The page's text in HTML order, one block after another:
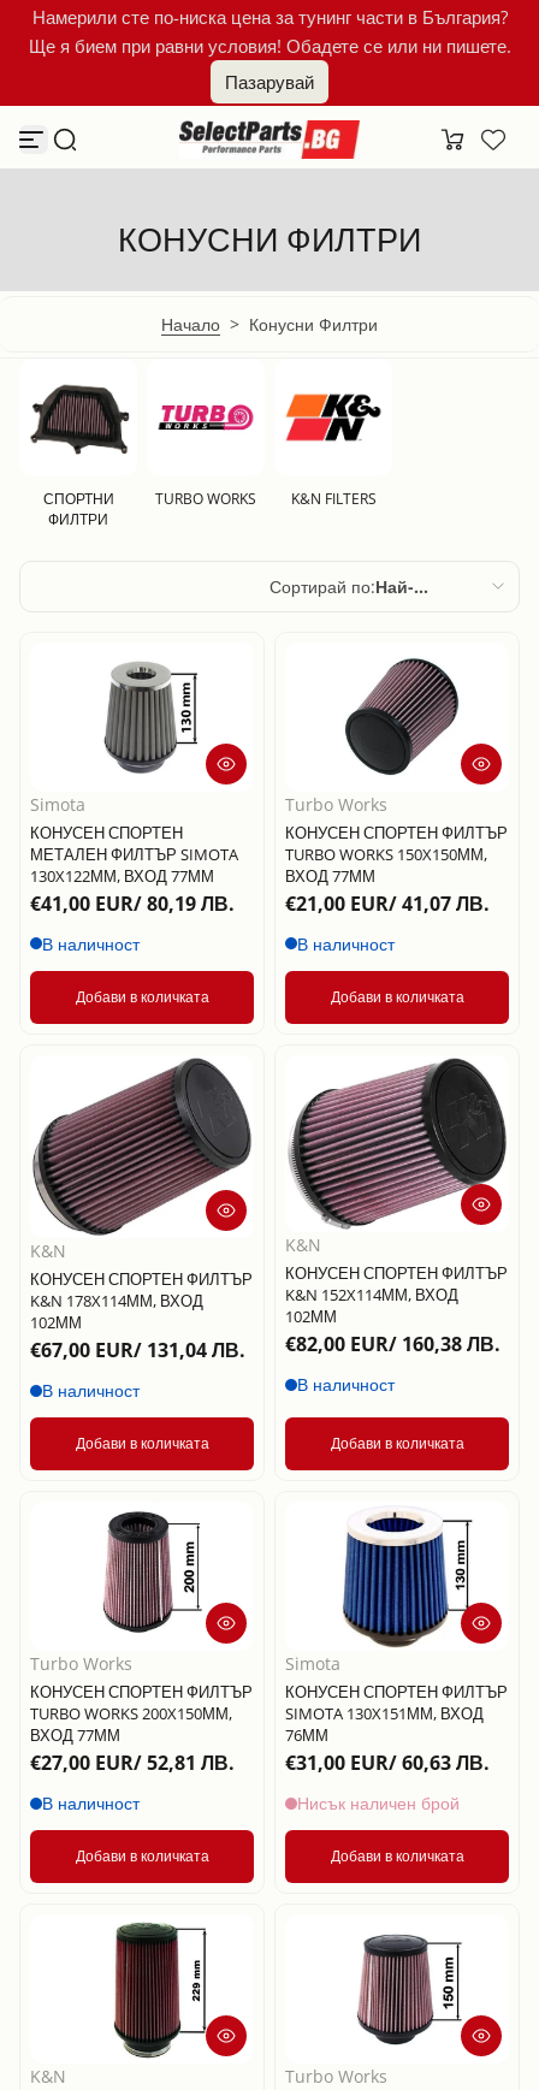
Към съдържанието
Намерили сте по-ниска цена за тунинг части в България?
Ще я бием при равни условия! Обадете се или ни пишете.
Пазарувай
КОНУСНИ ФИЛТРИ
Начало > Конусни Филтри
СПОРТНИ
ФИЛТРИ
TURBO WORKS K&N FILTERS
Сортирай по:Най-
Най-подходящи
Най-продавани
По азбучен ред,
A – Z
По азбучен ред,
Z – A
към висока
Цена, от висока
към ниска
Дата, от стара
към нова
Дата, от нова
към стара
Simota
КОНУСЕН СПОРТЕН
МЕТАЛЕН ФИЛТЪР SIMOTA
130X122ММ, ВХОД 77ММ
€41,00 EUR/ 80,19 ЛВ.
В наличност
Добави в количката
Turbo Works
КОНУСЕН СПОРТЕН ФИЛТЪР
TURBO WORKS 150X150ММ,
ВХОД 77ММ
€21,00 EUR/ 41,07 ЛВ.
В наличност
Добави в количката
K&N
КОНУСЕН СПОРТЕН ФИЛТЪР
K&N 178X114ММ, ВХОД
102ММ
€67,00 EUR/ 131,04 ЛВ.
В наличност
Добави в количката
K&N
КОНУСЕН СПОРТЕН ФИЛТЪР
K&N 152X114ММ, ВХОД
102ММ
€82,00 EUR/ 160,38 ЛВ.
В наличност
Добави в количката
Turbo Works
КОНУСЕН СПОРТЕН ФИЛТЪР
TURBO WORKS 200X150ММ,
ВХОД 77ММ
€27,00 EUR/ 52,81 ЛВ.
В наличност
Добави в количката
Simota
КОНУСЕН СПОРТЕН ФИЛТЪР
SIMOTA 130X151ММ, ВХОД
76ММ
€31,00 EUR/ 60,63 ЛВ.
Нисък наличен брой
Добави в количката
K&N Turbo Works